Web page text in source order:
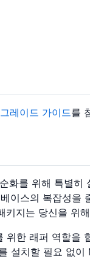
레이드 가이드를
화를 위해 특별
이스의 복잡성
지는 당신을 위
한 래퍼 역할을
설치할 필요 없